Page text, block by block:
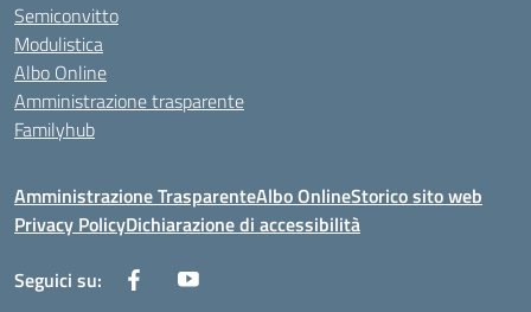
Semiconvitto
Modulistica
Albo Online
Amministrazione trasparente
Familyhub
Amministrazione TrasparenteAlbo OnlineStorico sito web
Privacy PolicyDichiarazione di accessibilità
Seguici su: